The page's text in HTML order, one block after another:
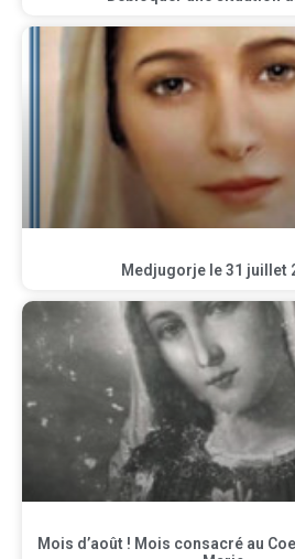
Medjugorje le 31 juillet
Mois d’août ! Mois consacré au